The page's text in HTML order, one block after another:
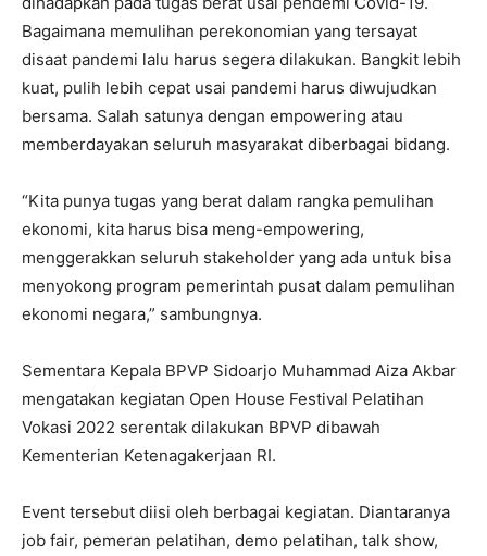
Bagaimana memulihan perekonomian yang tersayat
disaat pandemi lalu harus segera dilakukan. Bangkit lebih
kuat, pulih lebih cepat usai pandemi harus diwujudkan
bersama. Salah satunya dengan empowering atau
memberdayakan seluruh masyarakat diberbagai bidang.
“Kita punya tugas yang berat dalam rangka pemulihan
ekonomi, kita harus bisa meng-empowering,
menggerakkan seluruh stakeholder yang ada untuk bisa
menyokong program pemerintah pusat dalam pemulihan
ekonomi negara,” sambungnya.
Sementara Kepala BPVP Sidoarjo Muhammad Aiza Akbar
mengatakan kegiatan Open House Festival Pelatihan
Vokasi 2022 serentak dilakukan BPVP dibawah
Kementerian Ketenagakerjaan RI.
Event tersebut diisi oleh berbagai kegiatan. Diantaranya
job fair, pemeran pelatihan, demo pelatihan, talk show,